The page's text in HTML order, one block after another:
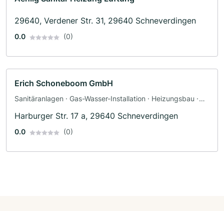
29640, Verdener Str. 31, 29640 Schneverdingen
0.0 (0)
Erich Schoneboom GmbH
Sanitäranlagen · Gas-Wasser-Installation · Heizungsbau ·
Harburger Str. 17 a, 29640 Schneverdingen
0.0 (0)